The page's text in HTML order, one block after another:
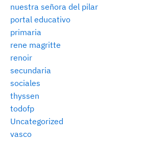
nuestra señora del pilar
portal educativo
primaria
rene magritte
renoir
secundaria
sociales
thyssen
todofp
Uncategorized
vasco